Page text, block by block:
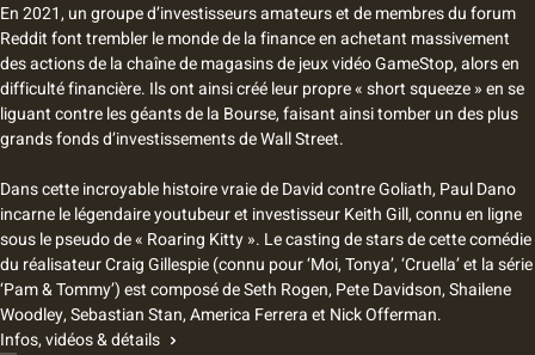
En 2021, un groupe d’investisseurs amateurs et de membres du forum
Reddit font trembler le monde de la finance en achetant massivement
des actions de la chaîne de magasins de jeux vidéo GameStop, alors en
difficulté financière. Ils ont ainsi créé leur propre « short squeeze » en se
liguant contre les géants de la Bourse, faisant ainsi tomber un des plus
grands fonds d’investissements de Wall Street.
Dans cette incroyable histoire vraie de David contre Goliath, Paul Dano
incarne le légendaire youtubeur et investisseur Keith Gill, connu en ligne
sous le pseudo de « Roaring Kitty ». Le casting de stars de cette comédie
du réalisateur Craig Gillespie (connu pour ‘Moi, Tonya’, ‘Cruella’ et la série
‘Pam & Tommy’) est composé de Seth Rogen, Pete Davidson, Shailene
Woodley, Sebastian Stan, America Ferrera et Nick Offerman.
Infos, vidéos & détails